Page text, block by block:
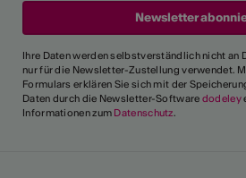
Ihre Daten werden selbstverständlich nicht an
nur für die Newsletter-Zustellung verwendet.
Formulars erklären Sie sich mit der
Daten durch die Newsletter-Software dodeley
Informationen zum Datenschutz.